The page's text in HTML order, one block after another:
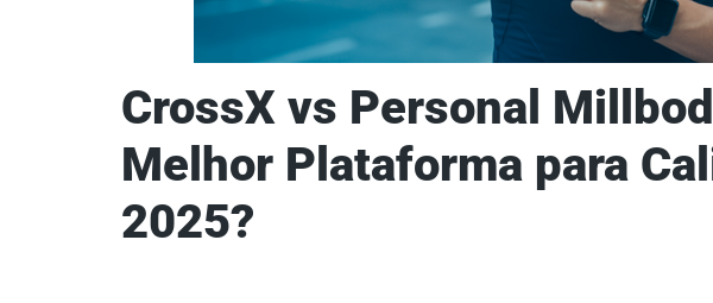
CrossX vs Personal
Melhor Plataforma para
2025?